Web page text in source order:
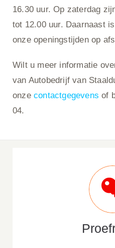
16.30 uur. Op zaterdag
tot 12.00 uur. Daarnaast
onze openingstijden op
Wilt u meer informatie
van Autobedrijf van
onze contactgegevens of
04.